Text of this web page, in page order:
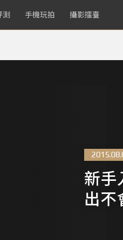
測 手機玩拍 攝影擂臺
新手
出不